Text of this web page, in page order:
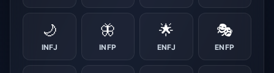
🌙
INFJ
🦋
INFP
🌟
ENFJ
🎭
ENFP